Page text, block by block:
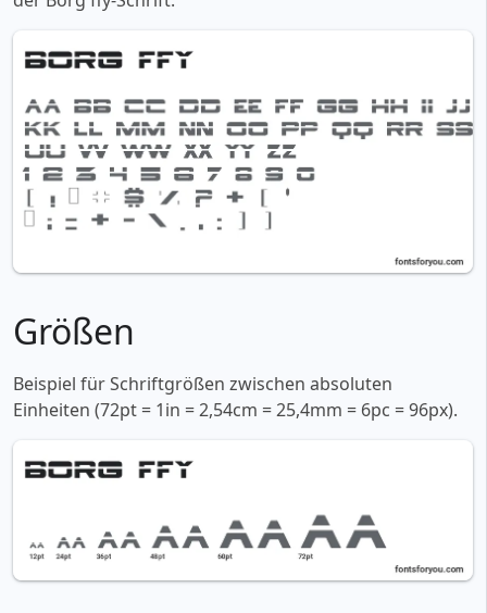
Größen
Beispiel für Schriftgrößen zwischen absoluten
Einheiten (72pt = 1in = 2,54cm = 25,4mm = 6pc = 96px).